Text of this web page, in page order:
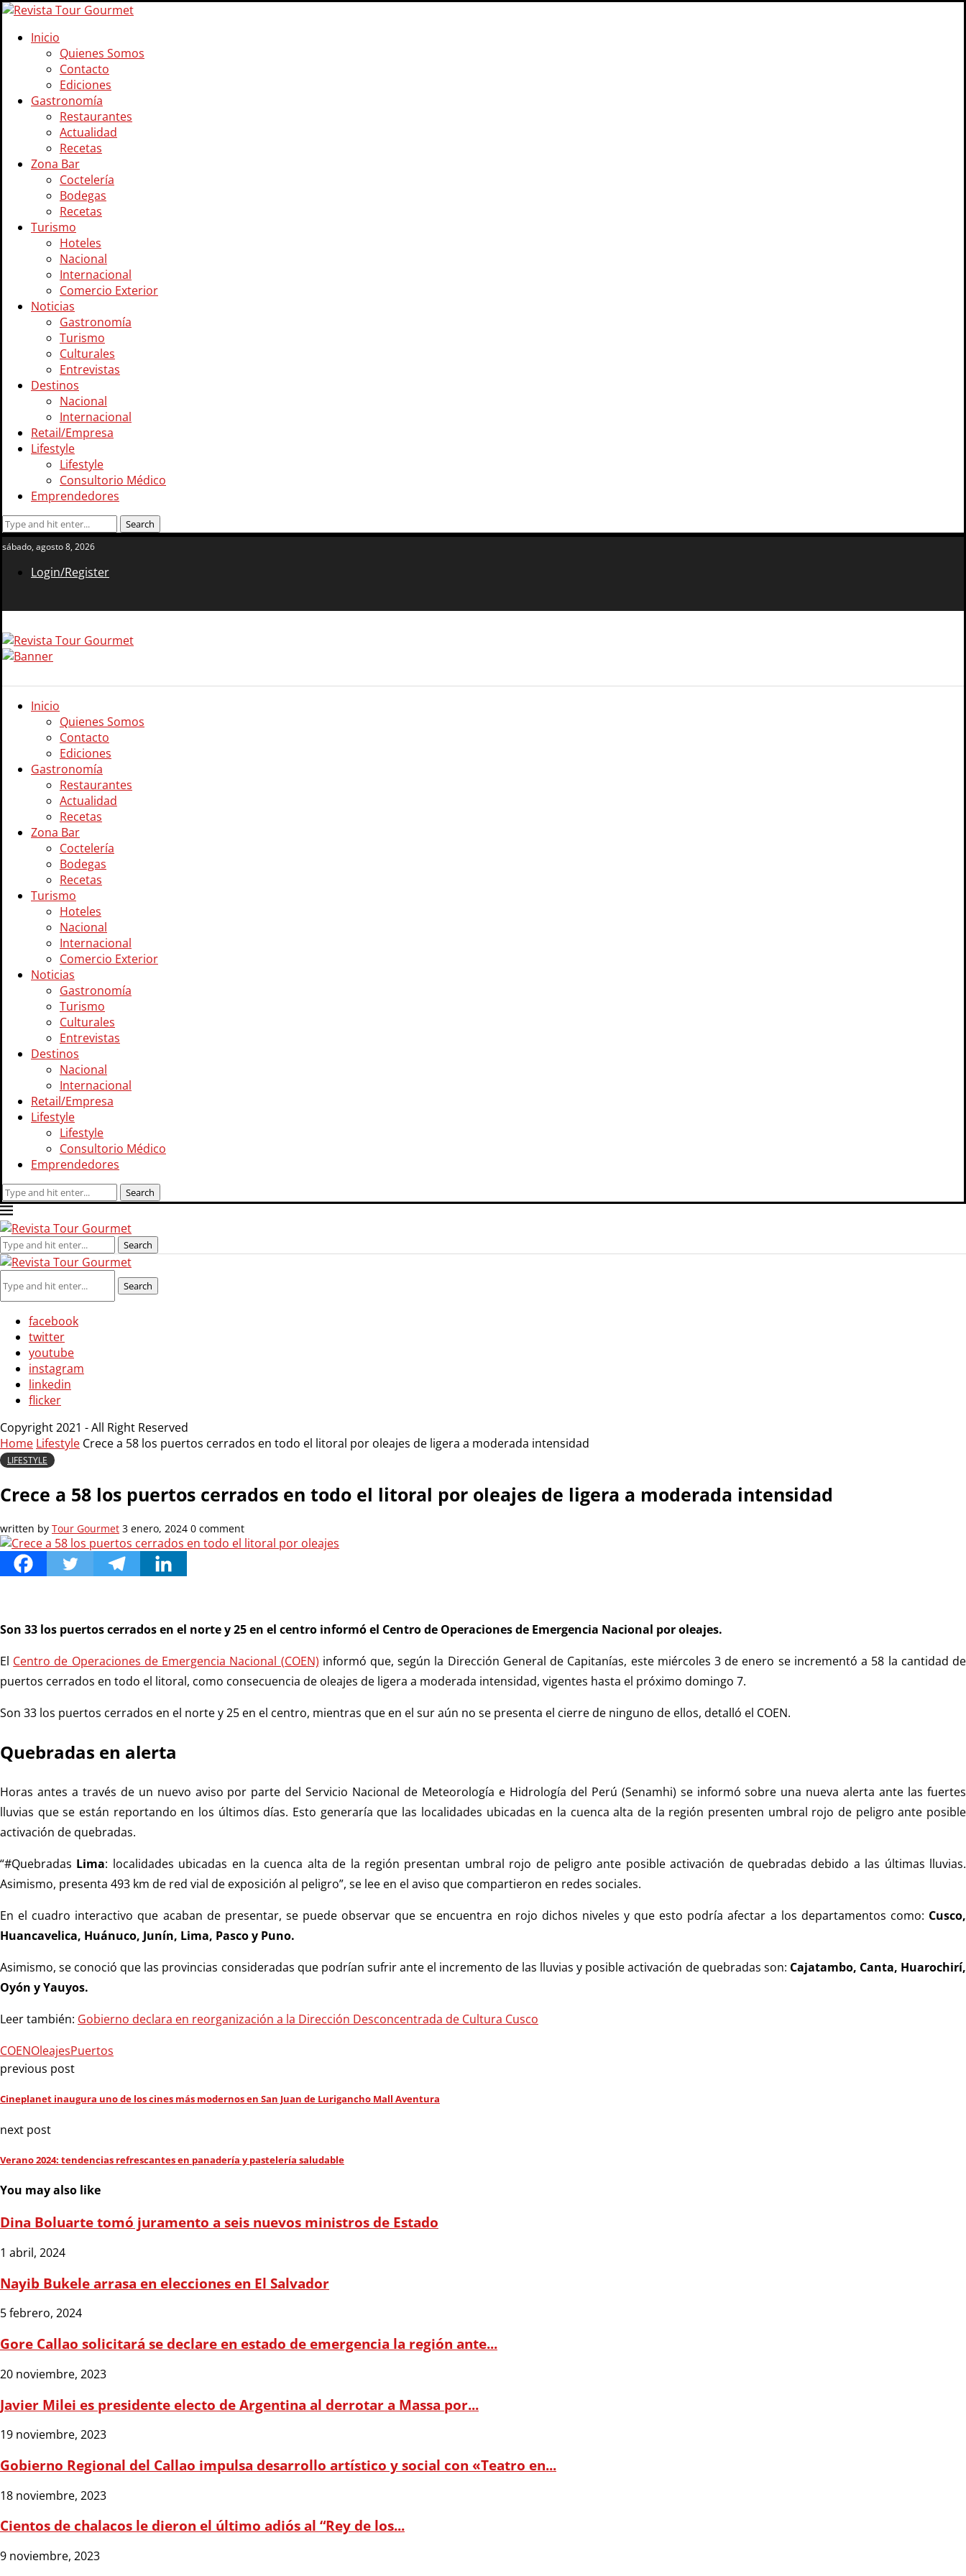
Inicio
Quienes Somos
Contacto
Ediciones
Gastronomía
Restaurantes
Actualidad
Recetas
Zona Bar
Coctelería
Bodegas
Recetas
Turismo
Hoteles
Nacional
Internacional
Comercio Exterior
Noticias
Gastronomía
Turismo
Culturales
Entrevistas
Destinos
Nacional
Internacional
Retail/Empresa
Lifestyle
Lifestyle
Consultorio Médico
Emprendedores
sábado, agosto 8, 2026
Login/Register
Inicio
Quienes Somos
Contacto
Ediciones
Gastronomía
Restaurantes
Actualidad
Recetas
Zona Bar
Coctelería
Bodegas
Recetas
Turismo
Hoteles
Nacional
Internacional
Comercio Exterior
Noticias
Gastronomía
Turismo
Culturales
Entrevistas
Destinos
Nacional
Internacional
Retail/Empresa
Lifestyle
Lifestyle
Consultorio Médico
Emprendedores
Search
facebook
twitter
youtube
instagram
linkedin
flicker
Copyright 2021 - All Right Reserved
Home Lifestyle Crece a 58 los puertos cerrados en todo el litoral por oleajes de ligera a moderada intensidad
LIFESTYLE
Crece a 58 los puertos cerrados en todo el litoral por oleajes de ligera a moderada intensidad
written by Tour Gourmet 3 enero, 2024 0 comment
Son 33 los puertos cerrados en el norte y 25 en el centro informó el Centro de Operaciones de Emergencia Nacional por oleajes.
El Centro de Operaciones de Emergencia Nacional (COEN) informó que, según la Dirección General de Capitanías, este miércoles 3 de enero se incrementó a 58 la cantidad de
puertos cerrados en todo el litoral, como consecuencia de oleajes de ligera a moderada intensidad, vigentes hasta el próximo domingo 7.
Son 33 los puertos cerrados en el norte y 25 en el centro, mientras que en el sur aún no se presenta el cierre de ninguno de ellos, detalló el COEN.
Quebradas en alerta
Horas antes a través de un nuevo aviso por parte del Servicio Nacional de Meteorología e Hidrología del Perú (Senamhi) se informó sobre una nueva alerta ante las fuertes
lluvias que se están reportando en los últimos días. Esto generaría que las localidades ubicadas en la cuenca alta de la región presenten umbral rojo de peligro ante posible
activación de quebradas.
“#Quebradas Lima: localidades ubicadas en la cuenca alta de la región presentan umbral rojo de peligro ante posible activación de quebradas debido a las últimas lluvias.
Asimismo, presenta 493 km de red vial de exposición al peligro”, se lee en el aviso que compartieron en redes sociales.
En el cuadro interactivo que acaban de presentar, se puede observar que se encuentra en rojo dichos niveles y que esto podría afectar a los departamentos como: Cusco,
Huancavelica, Huánuco, Junín, Lima, Pasco y Puno.
Asimismo, se conoció que las provincias consideradas que podrían sufrir ante el incremento de las lluvias y posible activación de quebradas son: Cajatambo, Canta, Huarochirí,
Oyón y Yauyos.
Leer también: Gobierno declara en reorganización a la Dirección Desconcentrada de Cultura Cusco
COENOleajesPuertos
previous post
Cineplanet inaugura uno de los cines más modernos en San Juan de Lurigancho Mall Aventura
next post
Verano 2024: tendencias refrescantes en panadería y pastelería saludable
You may also like
Dina Boluarte tomó juramento a seis nuevos ministros de Estado
1 abril, 2024
Nayib Bukele arrasa en elecciones en El Salvador
5 febrero, 2024
Gore Callao solicitará se declare en estado de emergencia la región ante...
20 noviembre, 2023
Javier Milei es presidente electo de Argentina al derrotar a Massa por...
19 noviembre, 2023
Gobierno Regional del Callao impulsa desarrollo artístico y social con «Teatro en...
18 noviembre, 2023
Cientos de chalacos le dieron el último adiós al “Rey de los...
9 noviembre, 2023